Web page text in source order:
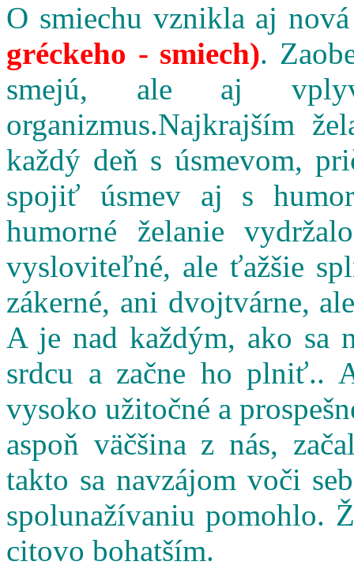
O smiechu vznikla aj
gréckeho - smiech).
smejú, ale aj
organizmus.Najkrajším
každý deň s úsmevom,
spojiť úsmev aj s
humorné želanie
vysloviteľné, ale ťažšie
zákerné, ani dvojtvárne,
A je nad každým, ako sa
srdcu a začne ho plniť..
vysoko užitočné a
aspoň väčšina z nás,
takto sa navzájom voči
spolunažívaniu pomohlo.
citovo bohatším.